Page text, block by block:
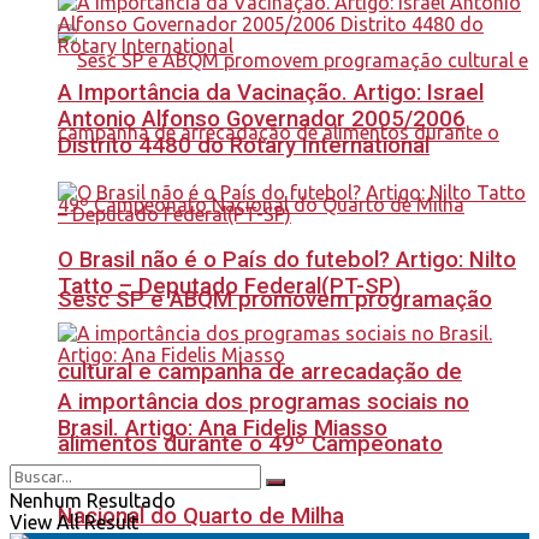
Sesc SP e ABQM promovem programação
cultural e campanha de arrecadação de
alimentos durante o 49º Campeonato
Nacional do Quarto de Milha
A Importância da Vacinação. Artigo: Israel
Antonio Alfonso Governador 2005/2006
Distrito 4480 do Rotary International
O Brasil não é o País do futebol? Artigo: Nilto
Tatto – Deputado Federal(PT-SP)
A importância dos programas sociais no
Brasil. Artigo: Ana Fidelis Miasso
Nenhum Resultado
View All Result